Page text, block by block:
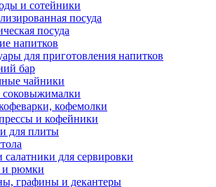
и сотейники
посуда
посуда
напитков
для приготовления напитков
бар
чайники
кофемолки
и кофейники
для плиты
салатники для сервировки
и рюмки
графины и декантеры